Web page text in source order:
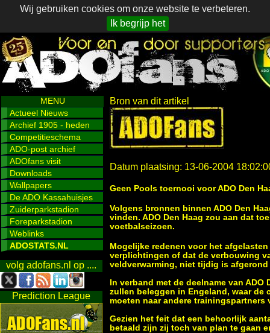
Wij gebruiken cookies om onze website te verbeteren.
Ik begrijp het
MENU
Actueel Nieuws
Archief 1905 - heden
Competitieschema
ADO-post archief
ADOfans visit
Downloads
Wallpapers
De ADO Kassahuisjes
Zuiderparkstadion
Foreparkstadion
Weblinks
ADOSTATS.NL
volg adofans.nl op ....
Prediction League
Bron van dit artikel
Datum plaatsing: 13-06-2004
Geen Pools toernooi voor ADO Den
Volgens bronnen binnen ADO Den
vinden. ADO Den Haag zou aan dat
voetbalseizoen.
Mogelijke redenen voor het
verplichtingen of dat de verbouwing
veldverwarming, niet tijdig is afgerond
In verband met de deelname van
zullen beleggen in Engeland, waar de
moeten naar andere trainingspartners
Gezien het feit dat een behoorlijk
betaald zijn zij toch van plan te gaan